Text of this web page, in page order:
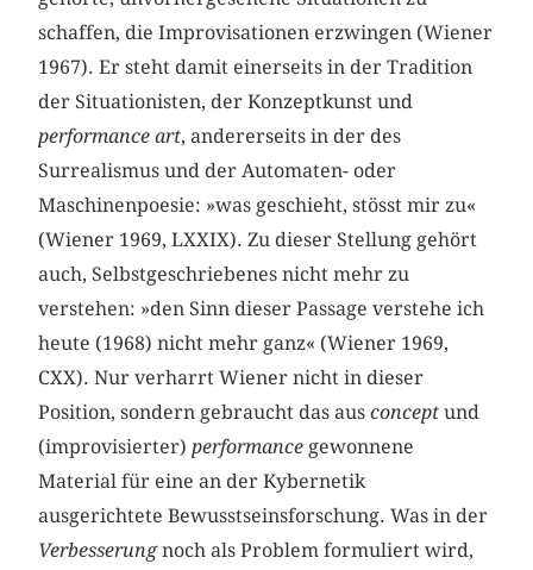
schaffen, die Improvisationen erzwingen (Wiener
1967). Er steht damit einerseits in der Tradition
der Situationisten, der Konzeptkunst und
performance art, andererseits in der des
Surrealismus und der Automaten- oder
Maschinenpoesie: »was geschieht, stösst mir zu«
(Wiener 1969, LXXIX). Zu dieser Stellung gehört
auch, Selbstgeschriebenes nicht mehr zu
verstehen: »den Sinn dieser Passage verstehe ich
heute (1968) nicht mehr ganz« (Wiener 1969,
CXX). Nur verharrt Wiener nicht in dieser
Position, sondern gebraucht das ausconcept und
(improvisierter) performance gewonnene
Material für eine an der Kybernetik
ausgerichtete Bewusstseinsforschung. Was in der
Verbesserungnoch als Problem formuliert wird,